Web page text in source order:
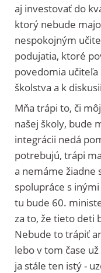
aj investovať do
ktorý nebude
nespokojným
podujatia, ktoré
povedomia učiteľa
školstva a k
Mňa trápi to, či
našej školy, bude
integrácii nedá
potrebujú, trápi
a nemáme žiadne
spolupráce s
tu bude 60.
za to, že tieto deti
Nebude to trápiť
lebo v tom čase
ja stále ten istý -